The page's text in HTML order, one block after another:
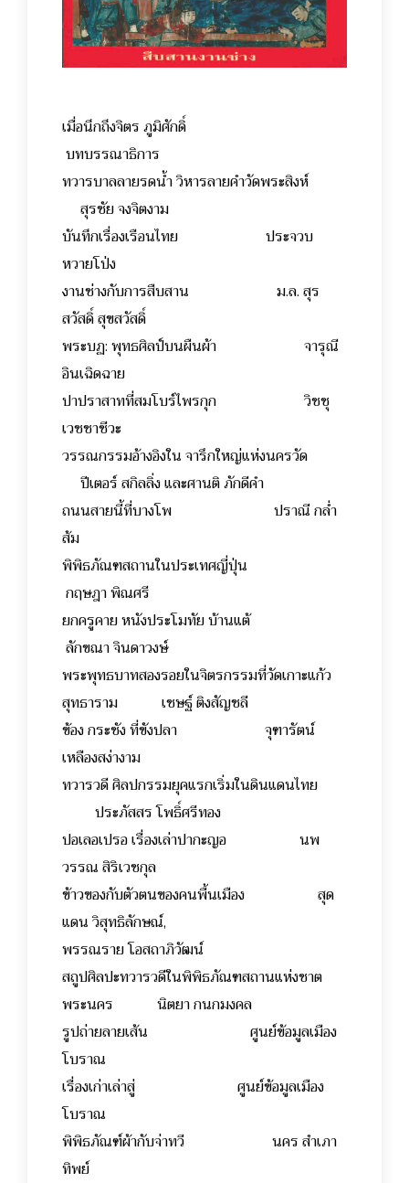
เมื่อนึกถึงจิตร ภูมิศักดิ์
บทบรรณาธิการ
ทวารบาลลายรดน้ำ วิหารลายคำวัดพระสิงห์
สุรชัย จงจิตงาม
บันทึกเรื่องเรือนไทย ประจวบ
หวายโป่ง
งานช่างกับการสืบสาน ม.ล. สุร
สวัสดิ์ สุขสวัสดิ์
พระบฏ: พุทธศิลป์บนผืนผ้า จารุณี
อินเฉิดฉาย
ปาปราสาทที่สมโบร์ไพรกุก วิชชุ
เวชชาชีวะ
วรรณกรรมอ้างอิงใน จารึกใหญ่แห่งนครวัด
ปีเตอร์ สกิลลิ่ง และศานติ ภักดีคำ
ถนนสายนี้ที่บางโพ ปราณี กล่ำ
ส้ม
พิพิธภัณฑสถานในประเทศญี่ปุ่น
กฤษฎา พิณศรี
ยกครูคาย หนังประโมทัย บ้านแต้
ลักขณา จินดาวงษ์
พระพุทธบาทสองรอยในจิตรกรรมที่วัดเกาะแก้ว
สุทธาราม เชษฐ์ ติงสัญชลี
ข้อง กระชัง ที่ขังปลา จุฑารัตน์
เหลืองสง่างาม
ทวารวดี ศิลปกรรมยุคแรกเริ่มในดินแดนไทย
ประภัสสร โพธิ์ศรีทอง
ปอเลอเปรอ เรื่องเล่าปากะญอ นพ
วรรณ สิริเวชกุล
ข้าวของกับตัวตนของคนพื้นเมือง สุด
แดน วิสุทธิลักษณ์,
พรรณราย โอสถาภิวัฒน์
สถูปศิลปะทวารวดีในพิพิธภัณฑสถานแห่งชาต
พระนคร นิตยา กนกมงคล
รูปถ่ายลายเส้น ศูนย์ข้อมูลเมือง
โบราณ
เรื่องเก่าเล่าสู่ ศูนย์ข้อมูลเมือง
โบราณ
พิพิธภัณฑ์ผ้ากับจ่าทวี นคร สำเภา
ทิพย์